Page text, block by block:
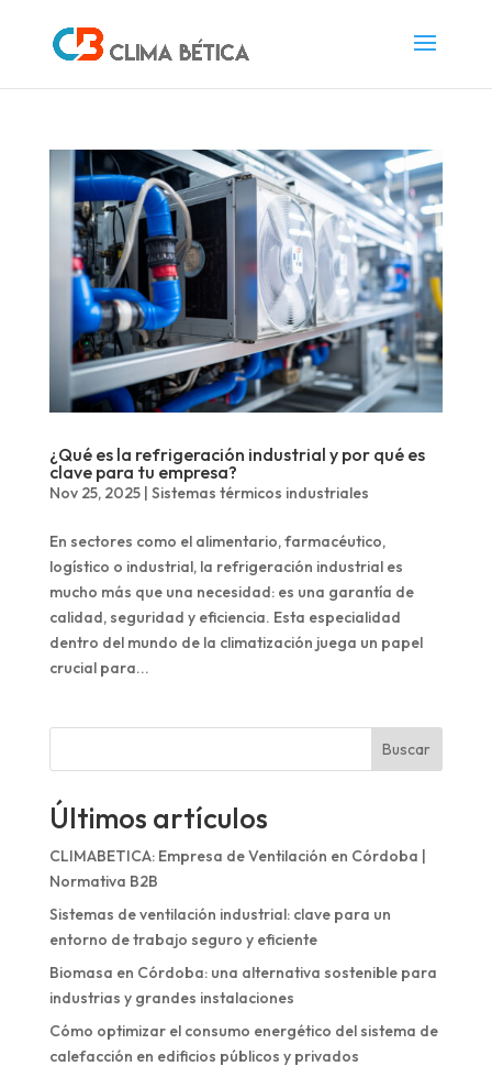
¿Qué es la refrigeración industrial y por qué es
clave para tu empresa?
Nov 25, 2025| Sistemas térmicos industriales
En sectores como el alimentario, farmacéutico,
logístico o industrial, la refrigeración industrial es
mucho más que una necesidad: es una garantía de
calidad, seguridad y eficiencia. Esta especialidad
dentro del mundo de la climatización juega un papel
crucial para...
Buscar
Últimos artículos
CLIMABETICA: Empresa de Ventilación en Córdoba |
Normativa B2B
Sistemas de ventilación industrial: clave para un
entorno de trabajo seguro y eficiente
Biomasa en Córdoba: una alternativa sostenible para
industrias y grandes instalaciones
Cómo optimizar el consumo energético del sistema de
calefacción en edificios públicos y privados